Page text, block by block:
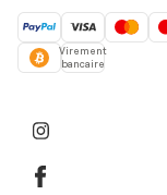
Virement
bancaire